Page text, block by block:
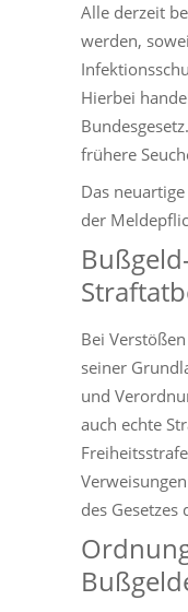
Alle derzeit
werden,
Hierbei
frühere
Das
der
Bei
seiner
und
auch echte
des